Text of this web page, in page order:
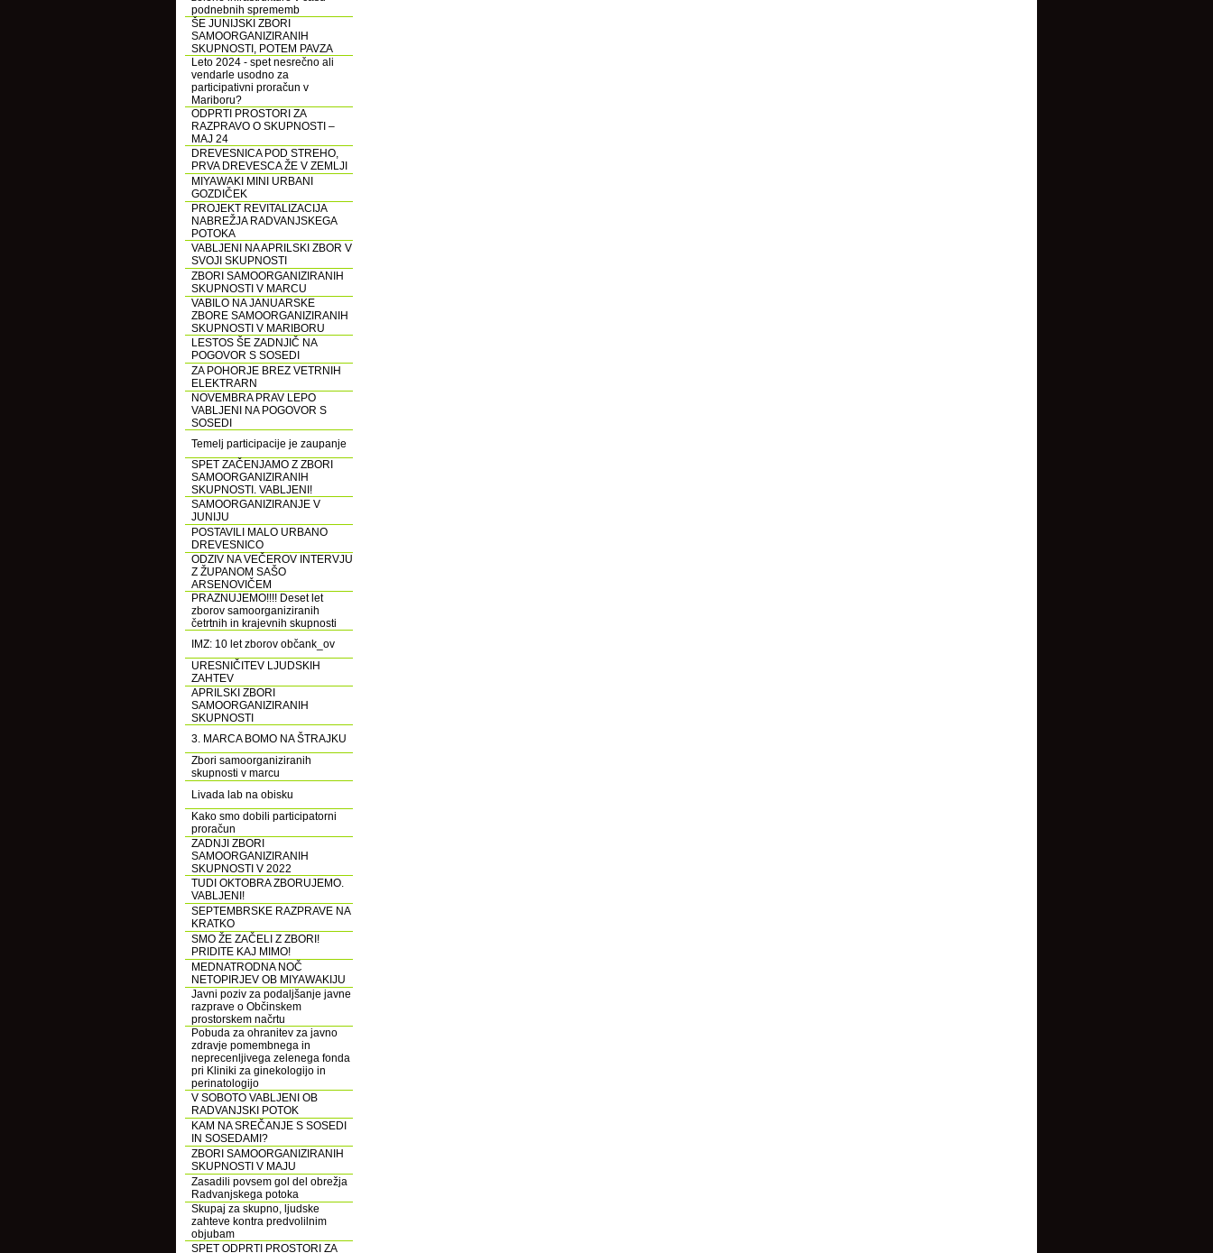
podnebnih sprememb
ŠE JUNIJSKI ZBORI
SAMOORGANIZIRANIH
SKUPNOSTI, POTEM PAVZA
Leto 2024 - spet nesrečno ali
vendarle usodno za
participativni proračun v
Mariboru?
ODPRTI PROSTORI ZA
RAZPRAVO O SKUPNOSTI –
MAJ 24
DREVESNICA POD STREHO,
PRVA DREVESCA ŽE V ZEMLJI
MIYAWAKI MINI URBANI
GOZDIČEK
PROJEKT REVITALIZACIJA
NABREŽJA RADVANJSKEGA
POTOKA
VABLJENI NA APRILSKI ZBOR V
SVOJI SKUPNOSTI
ZBORI SAMOORGANIZIRANIH
SKUPNOSTI V MARCU
VABILO NA JANUARSKE
ZBORE SAMOORGANIZIRANIH
SKUPNOSTI V MARIBORU
LESTOS ŠE ZADNJIČ NA
POGOVOR S SOSEDI
ZA POHORJE BREZ VETRNIH
ELEKTRARN
NOVEMBRA PRAV LEPO
VABLJENI NA POGOVOR S
SOSEDI
Temelj participacije je zaupanje
SPET ZAČENJAMO Z ZBORI
SAMOORGANIZIRANIH
SKUPNOSTI. VABLJENI!
SAMOORGANIZIRANJE V
JUNIJU
POSTAVILI MALO URBANO
DREVESNICO
ODZIV NA VEČEROV INTERVJU
Z ŽUPANOM SAŠO
ARSENOVIČEM
PRAZNUJEMO!!!! Deset let
zborov samoorganiziranih
četrtnih in krajevnih skupnosti
IMZ: 10 let zborov občank_ov
URESNIČITEV LJUDSKIH
ZAHTEV
APRILSKI ZBORI
SAMOORGANIZIRANIH
SKUPNOSTI
3. MARCA BOMO NA ŠTRAJKU
Zbori samoorganiziranih
skupnosti v marcu
Livada lab na obisku
Kako smo dobili participatorni
proračun
ZADNJI ZBORI
SAMOORGANIZIRANIH
SKUPNOSTI V 2022
TUDI OKTOBRA ZBORUJEMO.
VABLJENI!
SEPTEMBRSKE RAZPRAVE NA
KRATKO
SMO ŽE ZAČELI Z ZBORI!
PRIDITE KAJ MIMO!
MEDNATRODNA NOČ
NETOPIRJEV OB MIYAWAKIJU
Javni poziv za podaljšanje javne
razprave o Občinskem
prostorskem načrtu
Pobuda za ohranitev za javno
zdravje pomembnega in
neprecenljivega zelenega fonda
pri Kliniki za ginekologijo in
perinatologijo
V SOBOTO VABLJENI OB
RADVANJSKI POTOK
KAM NA SREČANJE S SOSEDI
IN SOSEDAMI?
ZBORI SAMOORGANIZIRANIH
SKUPNOSTI V MAJU
Zasadili povsem gol del obrežja
Radvanjskega potoka
Skupaj za skupno, ljudske
zahteve kontra predvolilnim
objubam
SPET ODPRTI PROSTORI ZA